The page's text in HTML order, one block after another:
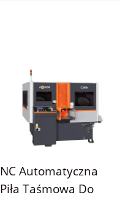
NC Automatyczna
Piła Taśmowa Do